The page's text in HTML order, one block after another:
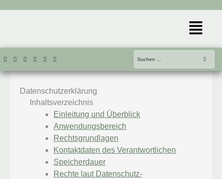
Menü
Datenschutzerklärung
Inhaltsverzeichnis
Einleitung und Überblick
Anwendungsbereich
Rechtsgrundlagen
Kontaktdaten des Verantwortlichen
Speicherdauer
Rechte laut Datenschutz-